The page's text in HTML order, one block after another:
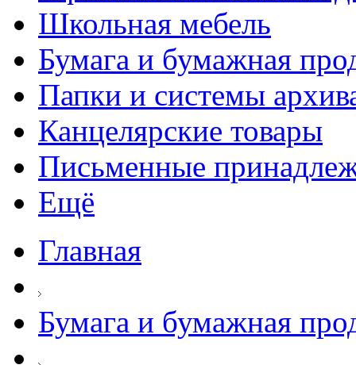
Школьная мебель
Бумага и бумажная
Папки и системы
Канцелярские товары
Письменные
Ещё
Главная
Бумага и бумажная